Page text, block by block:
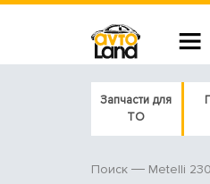
Запчасти для
ТО
Поиск Metelli